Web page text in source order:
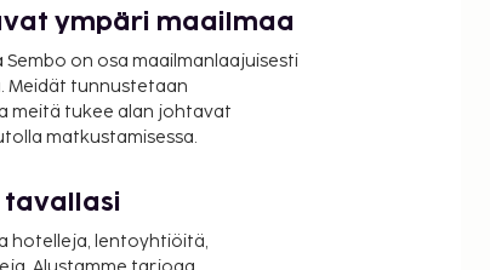
ympäri maailmaa
Sembo on osa maailmanlaajuisesti
Meidät tunnustetaan
meitä tukee alan johtavat
matkustamisessa.
tavallasi
hotelleja, lentoyhtiöitä,